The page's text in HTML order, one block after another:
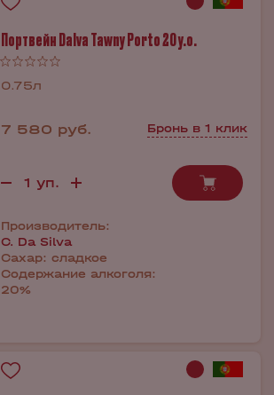
Портвейн Dalva Tawny Porto 20 y.o.
0.75л
7 580 руб. Бронь в 1 клик
Производитель:
C. Da Silva
Сахар: сладкое
Содержание алкоголя:
20%